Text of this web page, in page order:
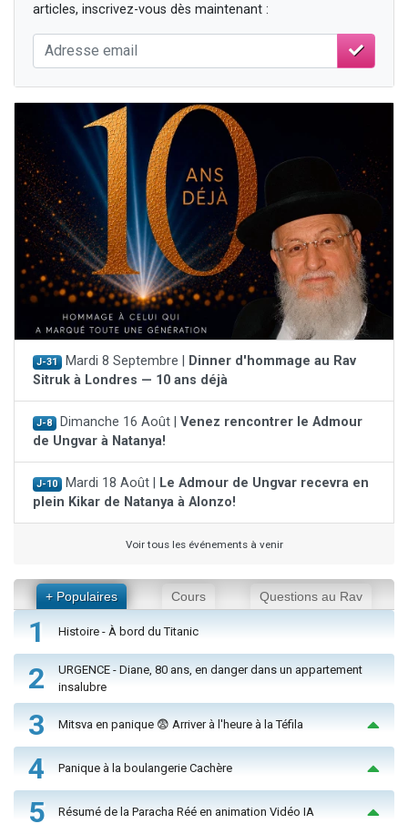
articles, inscrivez-vous dès maintenant :
J-31 Mardi 8 Septembre |
Dinner d'hommage au Rav
Sitruk à Londres — 10 ans déjà
J-8 Dimanche 16 Août | Venez rencontrer le Admour
de Ungvar à Natanya!
J-10 Mardi 18 Août |
Le Admour de Ungvar recevra en
plein Kikar de Natanya à Alonzo!
Voir tous les événements à venir
+ Populaires Cours Questions au Rav
1 Histoire - À bord du Titanic
2
URGENCE - Diane, 80 ans, en danger dans un appartement
insalubre
3 Mitsva en panique 😨 Arriver à l'heure à la Téfila
4 Panique à la boulangerie Cachère
5 Résumé de la Paracha Réé en animation Vidéo IA